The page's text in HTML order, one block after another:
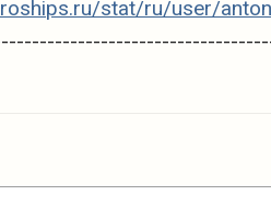
stat/ru/user/